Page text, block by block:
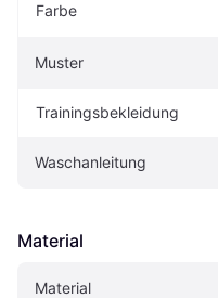
Farbe
Muster
Trainingsbekleidung
Waschanleitung
Material
Material